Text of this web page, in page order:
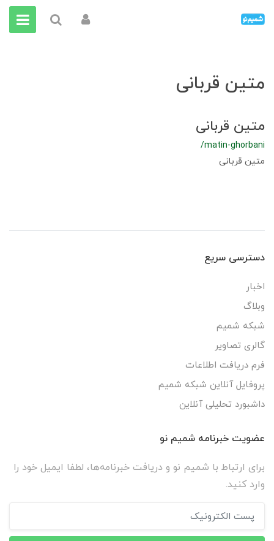
متین قربانی
متین قربانی
/matin-ghorbani
متین قربانی
دسترسی سریع
اخبار
وبلاگ
شبکه شمیم
گالری تصاویر
فرم دریافت اطلاعات
پروفایل آنلاین شبکه شمیم
داشبورد تحلیلی آنلاین
عضویت خبرنامه شمیم نو
برای ارتباط با شمیم نو و دریافت خبرنامه‌ها، لطفا ایمیل خود را
وارد کنید.